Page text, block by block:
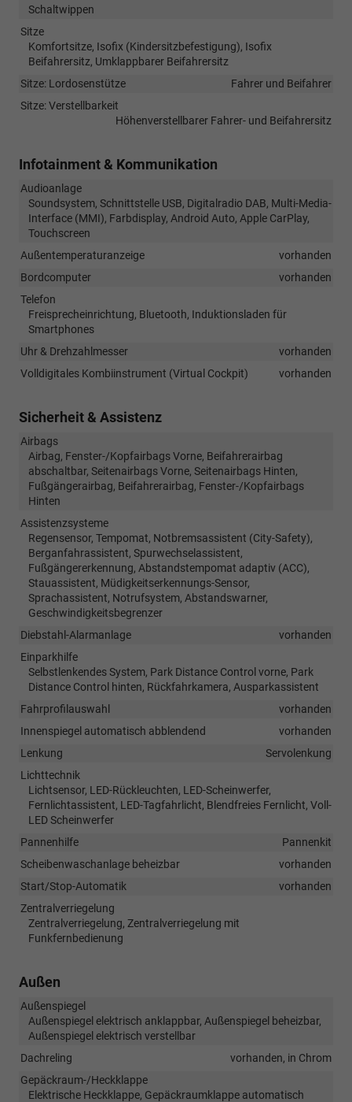
Schaltwippen
Sitze
Komfortsitze, Isofix (Kindersitzbefestigung), Isofix
Beifahrersitz, Umklappbarer Beifahrersitz
Sitze: Lordosenstütze
Fahrer und Beifahrer
Sitze: Verstellbarkeit
Höhenverstellbarer Fahrer- und Beifahrersitz
Infotainment & Kommunikation
Audioanlage
Soundsystem, Schnittstelle USB, Digitalradio DAB, Multi-Media-
Interface (MMI), Farbdisplay, Android Auto, Apple CarPlay,
Touchscreen
Außentemperaturanzeige
vorhanden
Bordcomputer
vorhanden
Telefon
Freisprecheinrichtung, Bluetooth, Induktionsladen für
Smartphones
Uhr & Drehzahlmesser
vorhanden
Volldigitales Kombiinstrument (Virtual Cockpit)
vorhanden
Sicherheit & Assistenz
Airbags
Airbag, Fenster-/Kopfairbags Vorne, Beifahrerairbag
abschaltbar, Seitenairbags Vorne, Seitenairbags Hinten,
Fußgängerairbag, Beifahrerairbag, Fenster-/Kopfairbags
Hinten
Assistenzsysteme
Regensensor, Tempomat, Notbremsassistent (City-Safety),
Berganfahrassistent, Spurwechselassistent,
Fußgängererkennung, Abstandstempomat adaptiv (ACC),
Stauassistent, Müdigkeitserkennungs-Sensor,
Sprachassistent, Notrufsystem, Abstandswarner,
Geschwindigkeitsbegrenzer
Diebstahl-Alarmanlage
vorhanden
Einparkhilfe
Selbstlenkendes System, Park Distance Control vorne, Park
Distance Control hinten, Rückfahrkamera, Ausparkassistent
Fahrprofilauswahl
vorhanden
Innenspiegel automatisch abblendend
vorhanden
Lenkung
Servolenkung
Lichttechnik
Lichtsensor, LED-Rückleuchten, LED-Scheinwerfer,
Fernlichtassistent, LED-Tagfahrlicht, Blendfreies Fernlicht, Voll-
LED Scheinwerfer
Pannenhilfe
Pannenkit
Scheibenwaschanlage beheizbar
vorhanden
Start/Stop-Automatik
vorhanden
Zentralverriegelung
Zentralverriegelung, Zentralverriegelung mit
Funkfernbedienung
Außen
Außenspiegel
Außenspiegel elektrisch anklappbar, Außenspiegel beheizbar,
Außenspiegel elektrisch verstellbar
Dachreling
vorhanden, in Chrom
Gepäckraum-/Heckklappe
Elektrische Heckklappe, Gepäckraumklappe automatisch